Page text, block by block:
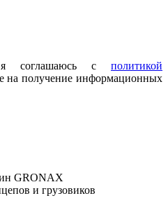
соглашаюсь с политикой
на получение информационных
GRONAX
и грузовиков